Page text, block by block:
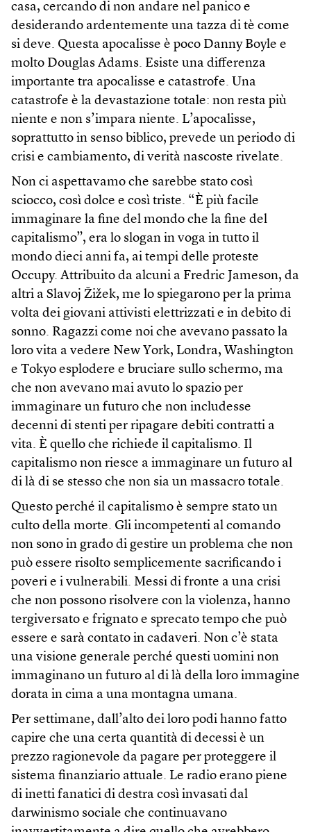
casa, cercando di non andare nel panico e
desiderando ardentemente una tazza di tè come
si deve. Questa apocalisse è poco Danny Boyle e
molto Douglas Adams. Esiste una differenza
importante tra apocalisse e catastrofe. Una
catastrofe è la devastazione totale: non resta più
niente e non s’impara niente. L’apocalisse,
soprattutto in senso biblico, prevede un periodo di
crisi e cambiamento, di verità nascoste rivelate.
Non ci aspettavamo che sarebbe stato così
sciocco, così dolce e così triste. “È più facile
immaginare la fine del mondo che la fine del
capitalismo”, era lo slogan in voga in tutto il
mondo dieci anni fa, ai tempi delle proteste
Occupy. Attribuito da alcuni a Fredric Jameson, da
altri a Slavoj Žižek, me lo spiegarono per la prima
volta dei giovani attivisti elettrizzati e in debito di
sonno. Ragazzi come noi che avevano passato la
loro vita a vedere New York, Londra, Washington
e Tokyo esplodere e bruciare sullo schermo, ma
che non avevano mai avuto lo spazio per
immaginare un futuro che non includesse
decenni di stenti per ripagare debiti contratti a
vita. È quello che richiede il capitalismo. Il
capitalismo non riesce a immaginare un futuro al
di là di se stesso che non sia un massacro totale.
Questo perché il capitalismo è sempre stato un
culto della morte. Gli incompetenti al comando
non sono in grado di gestire un problema che non
può essere risolto semplicemente sacrificando i
poveri e i vulnerabili. Messi di fronte a una crisi
che non possono risolvere con la violenza, hanno
tergiversato e frignato e sprecato tempo che può
essere e sarà contato in cadaveri. Non c’è stata
una visione generale perché questi uomini non
immaginano un futuro al di là della loro immagine
dorata in cima a una montagna umana.
Per settimane, dall’alto dei loro podi hanno fatto
capire che una certa quantità di decessi è un
prezzo ragionevole da pagare per proteggere il
sistema finanziario attuale. Le radio erano piene
di inetti fanatici di destra così invasati dal
darwinismo sociale che continuavano